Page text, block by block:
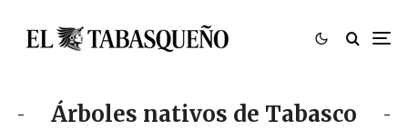
Árboles nativos de Tabasco